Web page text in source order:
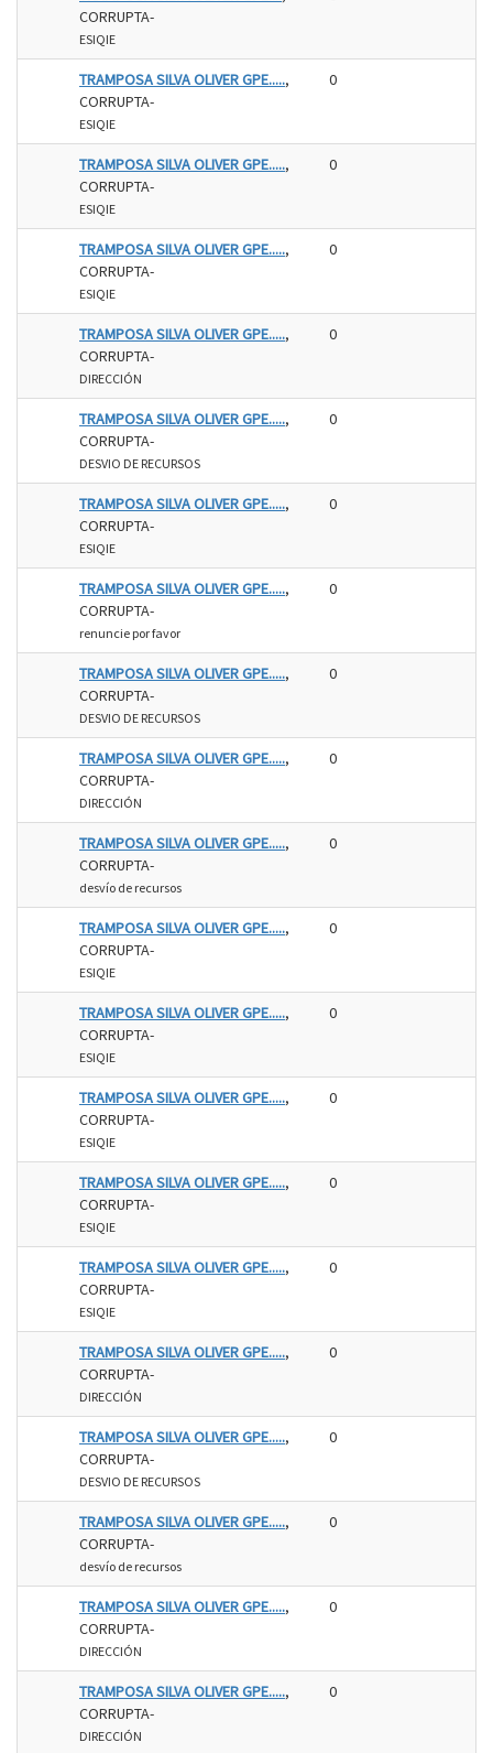
CORRUPTA-
ESIQIE
TRAMPOSA SILVA OLIVER GPE.....,
CORRUPTA-
ESIQIE
0
TRAMPOSA SILVA OLIVER GPE.....,
CORRUPTA-
ESIQIE
0
TRAMPOSA SILVA OLIVER GPE.....,
CORRUPTA-
ESIQIE
0
TRAMPOSA SILVA OLIVER GPE.....,
CORRUPTA-
DIRECCIÓN
0
TRAMPOSA SILVA OLIVER GPE.....,
CORRUPTA-
DESVIO DE RECURSOS
0
TRAMPOSA SILVA OLIVER GPE.....,
CORRUPTA-
ESIQIE
0
TRAMPOSA SILVA OLIVER GPE.....,
CORRUPTA-
renuncie por favor
0
TRAMPOSA SILVA OLIVER GPE.....,
CORRUPTA-
DESVIO DE RECURSOS
0
TRAMPOSA SILVA OLIVER GPE.....,
CORRUPTA-
DIRECCIÓN
0
TRAMPOSA SILVA OLIVER GPE.....,
CORRUPTA-
desvío de recursos
0
TRAMPOSA SILVA OLIVER GPE.....,
CORRUPTA-
ESIQIE
0
TRAMPOSA SILVA OLIVER GPE.....,
CORRUPTA-
ESIQIE
0
TRAMPOSA SILVA OLIVER GPE.....,
CORRUPTA-
ESIQIE
0
TRAMPOSA SILVA OLIVER GPE.....,
CORRUPTA-
ESIQIE
0
TRAMPOSA SILVA OLIVER GPE.....,
CORRUPTA-
ESIQIE
0
TRAMPOSA SILVA OLIVER GPE.....,
CORRUPTA-
DIRECCIÓN
0
TRAMPOSA SILVA OLIVER GPE.....,
CORRUPTA-
DESVIO DE RECURSOS
0
TRAMPOSA SILVA OLIVER GPE.....,
CORRUPTA-
desvío de recursos
0
TRAMPOSA SILVA OLIVER GPE.....,
CORRUPTA-
DIRECCIÓN
0
TRAMPOSA SILVA OLIVER GPE.....,
CORRUPTA-
DIRECCIÓN
0